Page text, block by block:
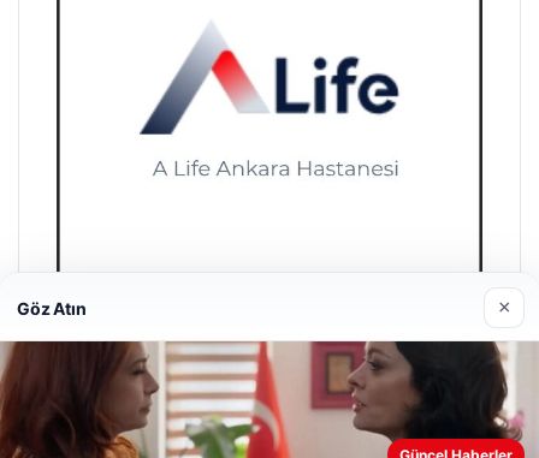
A Life Pursaklar Hastanesi
Web sitemizi nasıl kullandığınızı daha iyi anlayabilmek,
Göz Atın ×